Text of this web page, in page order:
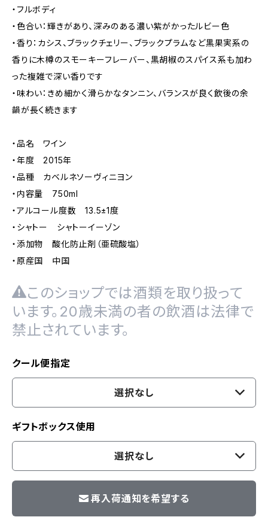
・フルボディ
・色合い：輝きがあり、深みのある濃い紫がかったルビー色
・香り：カシス、ブラックチェリー、ブラックプラムなど黒果実系の
香りに木樽のスモーキーフレーバー、黒胡椒のスパイス系も加わ
った複雑で深い香りです
・味わい：きめ細かく滑らかなタンニン、バランスが良く飲後の余
韻が長く続きます
・品名 ワイン
・年度 2015年
・品種 カベルネソーヴィニヨン
・内容量 750ml
・アルコール度数 13.5±1度
・シャトー シャトーイーゾン
・添加物 酸化防止剤（亜硫酸塩）
・原産国 中国
このショップでは酒類を取り扱って
います。20歳未満の者の飲酒は法律で
禁止されています。
クール便指定
選択なし
ギフトボックス使用
選択なし
再入荷通知を希望する